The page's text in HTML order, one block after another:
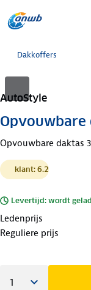
Dakkoffers
AutoStyle
Opvouwbare daktas
klant: 6.2
Levertijd: wordt
Ledenprijs
Reguliere prijs